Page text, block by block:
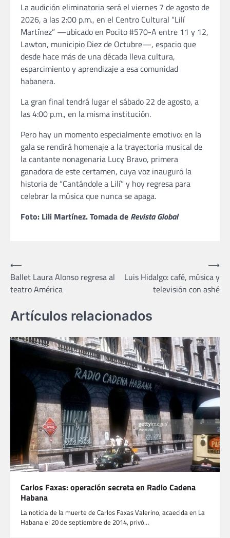
La audición eliminatoria será el viernes 7 de agosto de
2026, a las 2:00 p.m., en el Centro Cultural “Lilí
Martínez” —ubicado en Pocito #570-A entre 11 y 12,
Lawton, municipio Diez de Octubre—, espacio que
desde hace más de una década lleva cultura,
esparcimiento y aprendizaje a esa comunidad
habanera.
La gran final tendrá lugar el sábado 22 de agosto, a
las 4:00 p.m., en la misma institución.
Pero hay un momento especialmente emotivo: en la
gala se rendirá homenaje a la trayectoria musical de
la cantante nonagenaria Lucy Bravo, primera
ganadora de este certamen, cuya voz inauguró la
historia de “Cantándole a Lilí” y hoy regresa para
celebrar la música que nunca se apaga.
Foto: Lili Martínez. Tomada de Revista Global
Navegación
de
entradas
⟵
Ballet Laura Alonso regresa al
teatro América
Luis Hidalgo: café, música y
televisión con ashé
⟶
Artículos relacionados
Carlos Faxas: operación secreta en Radio Cadena
Habana
La noticia de la muerte de Carlos Faxas Valerino, acaecida en La
Habana el 20 de septiembre de 2014, privó…